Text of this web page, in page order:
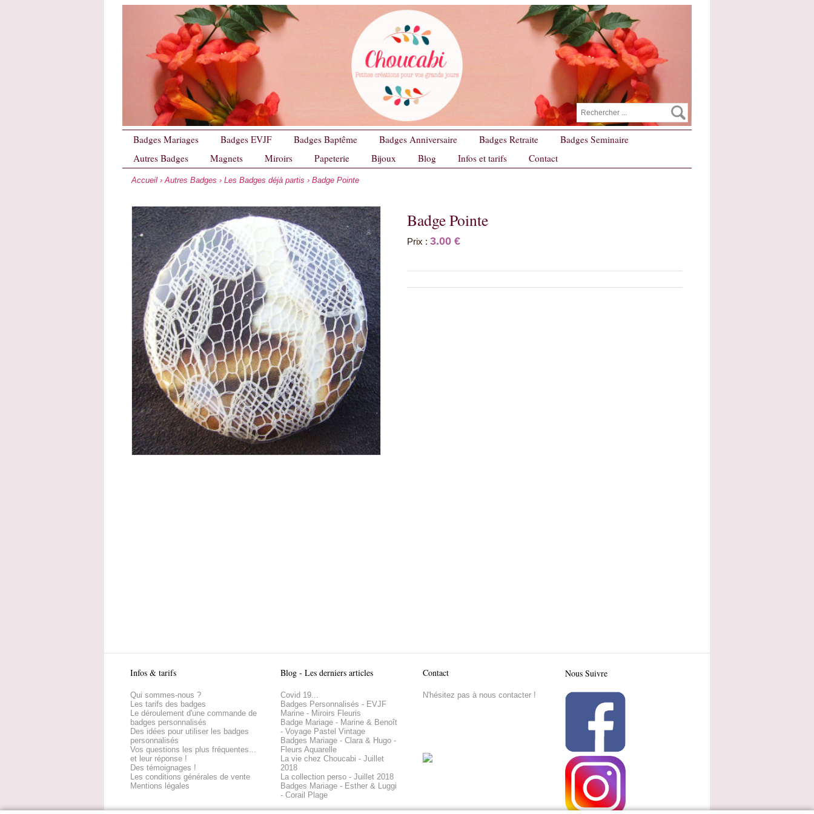
Badges Mariages Badges EVJF Badges Baptême Badges Anniversaire Badges Retraite
Badges Seminaire
Autres Badges
Magnets Miroirs Papeterie Bijoux Blog Infos et tarifs Contact
Accueil ›Autres Badges › Les Badges déjà partis › Badge Pointe
Badge Pointe
Prix : 3.00 €
Infos & tarifs
Qui sommes-nous ?
Les tarifs des badges
Le déroulement d'une commande de
badges personnalisés
Des idées pour utiliser les badges
personnalisés
Vos questions les plus fréquentes...
et leur réponse !
Des témoignages !
Les conditions générales de vente
Mentions légales
Blog - Les derniers articles
Covid 19...
Badges Personnalisés - EVJF
Marine - Miroirs Fleuris
Badge Mariage - Marine & Benoît
- Voyage Pastel Vintage
Badges Mariage - Clara & Hugo -
Fleurs Aquarelle
La vie chez Choucabi - Juillet
2018
La collection perso - Juillet 2018
Badges Mariage - Esther & Luggi
- Corail Plage
Contact
N'hésitez pas à nous contacter !
Nous Suivre